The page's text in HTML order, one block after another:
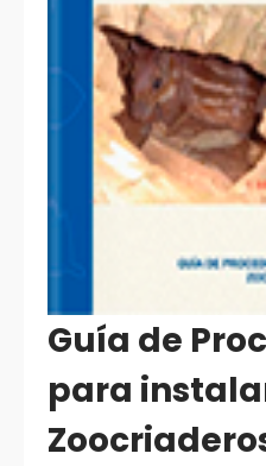
Guía de
para